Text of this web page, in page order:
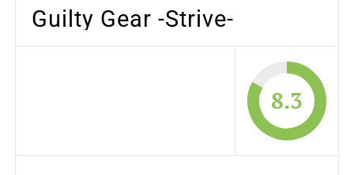
Guilty Gear -Strive-
8.3